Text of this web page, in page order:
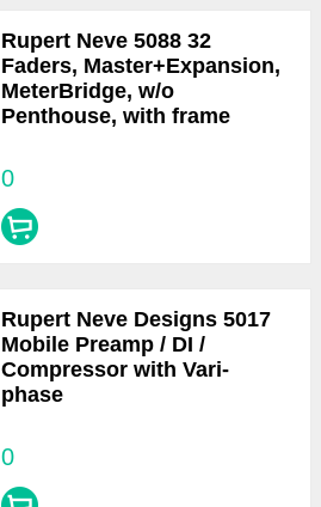
Rupert Neve 5088 32
Faders, Master+Expansion,
MeterBridge, w/o
Penthouse, with frame
0
Rupert Neve Designs 5017
Mobile Preamp / DI /
Compressor with Vari-
phase
0